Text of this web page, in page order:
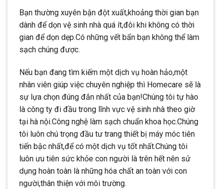
Bạn thường xuyên bận đột xuất,khoảng thời gian bạn
dành để dọn vệ sinh nhà quá ít,đôi khi không có thời
gian để dọn dẹp.Có những vết bẩn bạn không thể làm
sạch chúng được.
Nếu bạn đang tìm kiếm một dịch vụ hoàn hảo,một
nhân viên giúp việc chuyên nghiệp thì Homecare sẽ là
sự lựa chọn đúng đắn nhất của bạn!Chúng tôi tự hào
là công ty đi đầu trong lĩnh vực vệ sinh nhà theo giờ
tại hà nội.Công nghệ làm sạch chuẩn khoa học.Chúng
tôi luôn chú trọng đầu tư trang thiết bị máy móc tiên
tiến bậc nhất,để có một dịch vụ tốt nhất.Chúng tôi
luôn ưu tiên sức khỏe con người là trên hết nên sử
dụng hoàn toàn là những hóa chất an toàn với con
người,thân thiện với môi trường.